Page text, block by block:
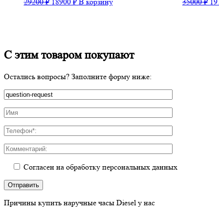
С этим товаром покупают
Остались вопросы? Заполните форму ниже:
Согласен на обработку персональных данных
Причины купить наручные часы Diesel у нас